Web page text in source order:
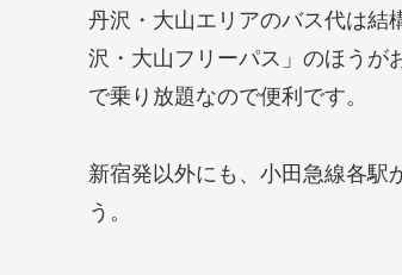
丹沢・大山エリアのバス代は結
沢・大山フリーパス」のほうが
で乗り放題なので便利です。
新宿発以外にも、小田急線各駅
う。